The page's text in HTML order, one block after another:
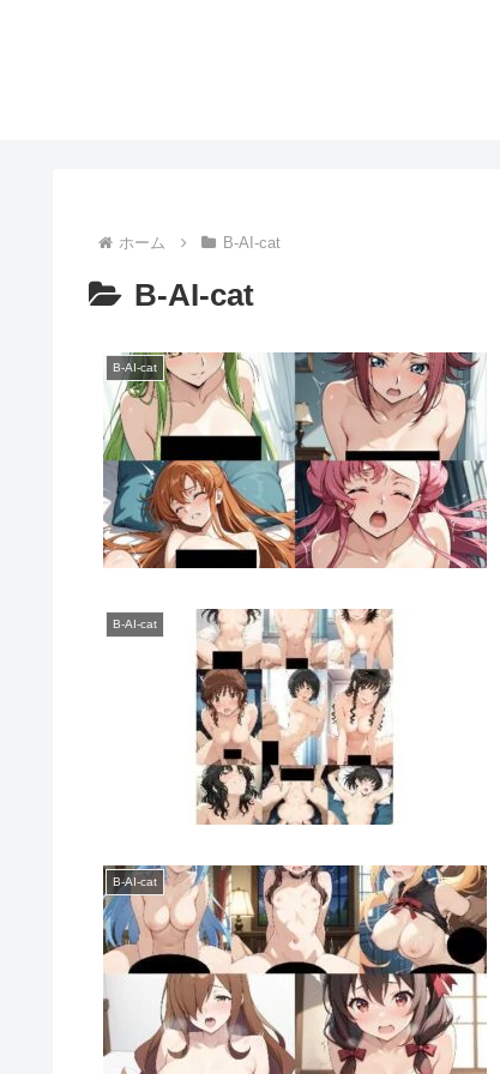
ホーム B-AI-cat
B-AI-cat
B-AI-cat
B-AI-cat
B-AI-cat